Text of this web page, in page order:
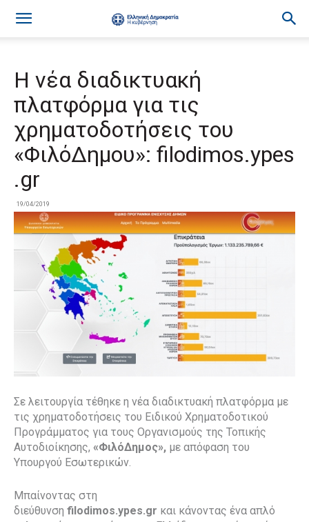
Η νέα διαδικτυακή
πλατφόρμα για τις
χρηματοδοτήσεις του
«ΦιλόΔημου»: filodimos.ypes
.gr
19/04/2019
Σε λειτουργία τέθηκε η νέα διαδικτυακή πλατφόρμα με
τις χρηματοδοτήσεις του Ειδικού Χρηματοδοτικού
Προγράμματος για τους Οργανισμούς της Τοπικής
Αυτοδιοίκησης, «ΦιλόΔημος», με απόφαση του
Υπουργού Εσωτερικών.
Μπαίνοντας στη
διεύθυνση filodimos.ypes.gr και κάνοντας ένα απλό